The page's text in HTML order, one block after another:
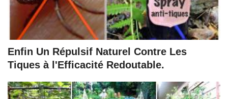
Enfin Un Répulsif Naturel Contre Les
Tiques à l'Efficacité Redoutable.